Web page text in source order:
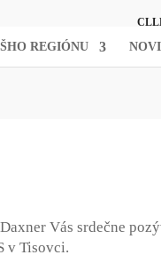
REGIÓNU
Vás srdečne
v Tisovci.